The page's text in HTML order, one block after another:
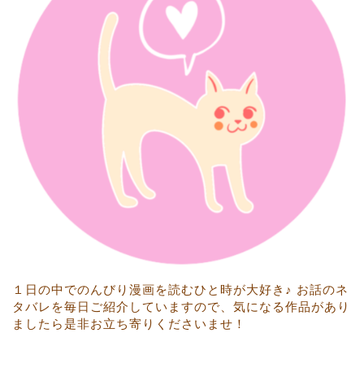
１日の中でのんびり漫画を読むひと時が大好き♪ お話のネ
タバレを毎日ご紹介していますので、気になる作品があり
ましたら是非お立ち寄りくださいませ！